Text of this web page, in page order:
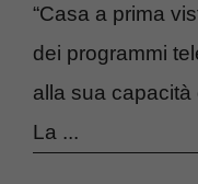
“Casa a prima
dei programmi
alla sua
La ...